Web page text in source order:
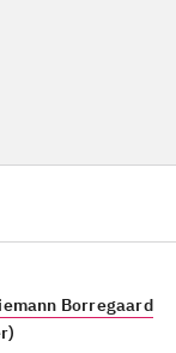
Borregaard